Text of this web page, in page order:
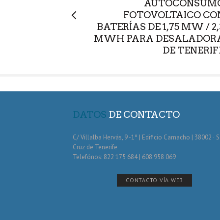
FOTOVOLTAICO
BATERÍAS DE 1,75 MW /
MWH PARA
DE
DATOS DE CONTACTO
C/ Villalba Hervás, 9 -1º | Edificio Camacho | 38002 ·
Cruz de Tenerife
Telefónos: 822 175 684 | 608 958 069
CONTACTO VÍA WEB